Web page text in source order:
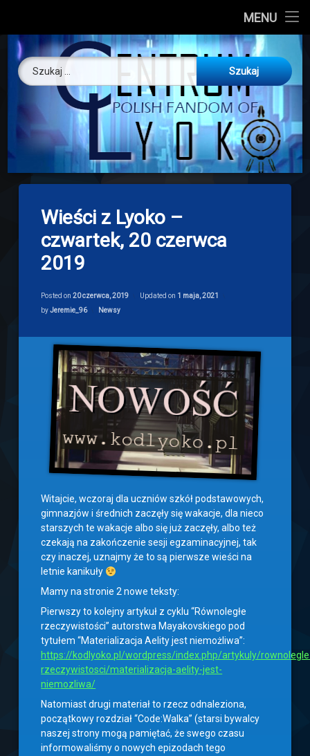
MENU
About us
O nas
Artykuły
Discord
Drogowskaz
Download
Skip
content
Centrum
Szukaj:
Wieści z Lyoko –
czwartek, 20 czerwca
2019
Posted on20 czerwca, 2019 Updated on 1 maja, 2021
byJeremie_96 Categories:
Newsy
Witajcie, wczoraj dla uczniów szkół podstawowych,
gimnazjów i średnich zaczęły się wakacje, dla nieco
starszych te wakacje albo się już zaczęły, albo też
czekają na zakończenie sesji egzaminacyjnej, tak
czy inaczej, uznajmy że to są pierwsze wieści na
letnie kanikuły
Mamy na stronie 2 nowe teksty:
Pierwszy to kolejny artykuł z cyklu “Równoległe
rzeczywistości” autorstwa Mayakovskiego pod
tytułem “Materializacja Aelity jest niemożliwa”:
https://kodlyoko.pl/wordpress/index.php/artykuly/
rzeczywistosci/materializacja-aelity-jest-
niemozliwa/
Natomiast drugi materiał to rzecz odnaleziona,
początkowy rozdział “Code:Walka” (starsi bywalcy
naszej strony mogą pamiętać, że swego czasu
informowaliśmy o nowych epizodach tego